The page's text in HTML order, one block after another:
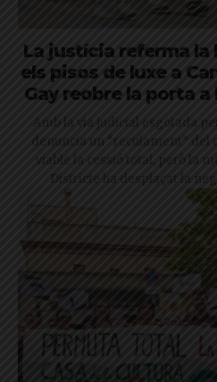
La justícia referma
els pisos de luxe a
Gay reobre la porta
Amb la via judicial esgotada
denuncia un “reculament” del
viable la cessió total, però la
Districte ha desplaçat la